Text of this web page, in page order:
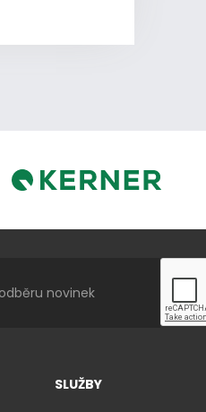
Kerner
SLUŽBY